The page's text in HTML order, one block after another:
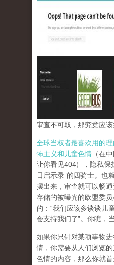
审查不可取，那究竟应
全球当权者最喜欢用的
怖主义和儿童色情 （在
让你看见404），隐私保
日启示录”的四骑士。也
摆出来，审查就可以畅
存储的被曝光的欧盟委
的：“我们应该多谈谈儿
会支持我们了”。你瞧，
如果你只针对某项事物
情，你需要从人们浏览
色情的内容，那么你就